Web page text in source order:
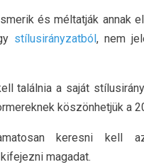
és méltatják annak
stílusirányzatból, nem
találnia a saját
köszönhetjük a
keresni kell
magadat.